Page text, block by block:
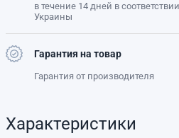
в течение 14 дней в
Украины
Гарантия на товар
Гарантия от производителя
Характеристики